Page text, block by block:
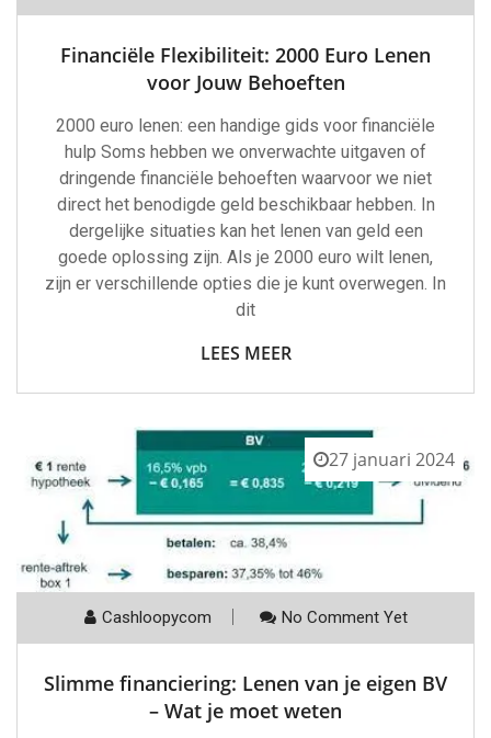
Financiële Flexibiliteit: 2000 Euro Lenen
voor Jouw Behoeften
2000 euro lenen: een handige gids voor financiële
hulp Soms hebben we onverwachte uitgaven of
dringende financiële behoeften waarvoor we niet
direct het benodigde geld beschikbaar hebben. In
dergelijke situaties kan het lenen van geld een
goede oplossing zijn. Als je 2000 euro wilt lenen,
zijn er verschillende opties die je kunt overwegen. In
dit
LEES MEER
27 januari 2024
Cashloopycom No Comment Yet
Slimme financiering: Lenen van je eigen BV
– Wat je moet weten